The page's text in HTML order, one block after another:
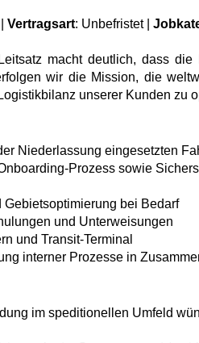
Vertragsart: Unbefristet |
macht deutlich, dass
wir die Mission, die
unserer Kunden zu
Niederlassung eingesetzten
Prozess sowie
Gebietsoptimierung bei Bedarf
und Unterweisungen
und Transit-Terminal
interner Prozesse in
im speditionellen Umfeld